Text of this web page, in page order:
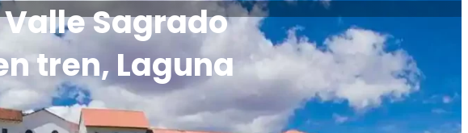
Sagrado
tren, Laguna